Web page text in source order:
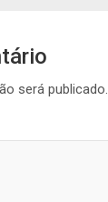
será publicado.